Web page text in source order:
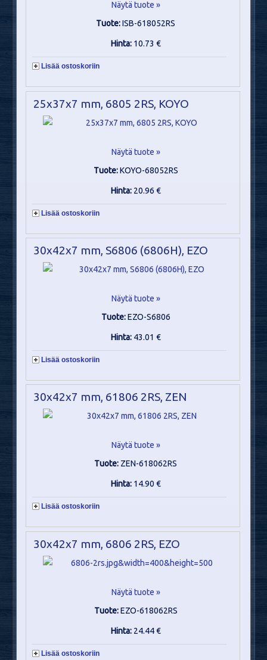
Näytä tuote »
Tuote:ISB-618052RS
Hinta: 10.73 €
Lisää ostoskoriin
25x37x7 mm, 6805 2RS, KOYO
Näytä tuote »
Tuote:KOYO-68052RS
Hinta: 20.96 €
Lisää ostoskoriin
30x42x7 mm, S6806 (6806H), EZO
Näytä tuote »
Tuote:EZO-S6806
Hinta: 43.01 €
Lisää ostoskoriin
30x42x7 mm, 61806 2RS, ZEN
Näytä tuote »
Tuote: ZEN-618062RS
Hinta: 14.90 €
Lisää ostoskoriin
30x42x7 mm, 6806 2RS, EZO
Näytä tuote »
Tuote:EZO-618062RS
Hinta: 24.44 €
Lisää ostoskoriin